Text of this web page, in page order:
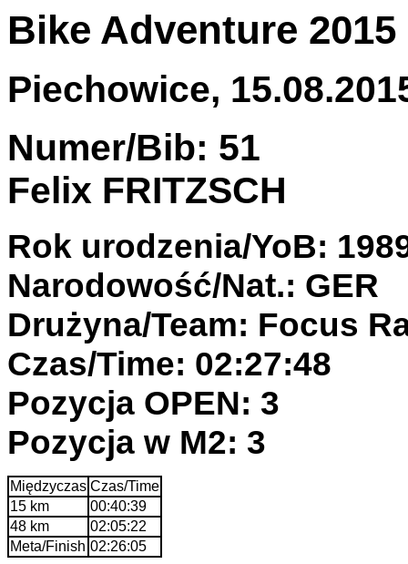
Bike Adventure 2015
Piechowice,
Numer/Bib: 51
Felix FRITZSCH
Rok urodzenia/YoB:
Narodowość/Nat.: GER
Drużyna/Team: Focus
Czas/Time: 02:27:48
Pozycja OPEN: 3
Pozycja w M2: 3
Międzyczas Czas/Time
15 km
00:40:39
48 km
02:05:22
Meta/Finish 02:26:05